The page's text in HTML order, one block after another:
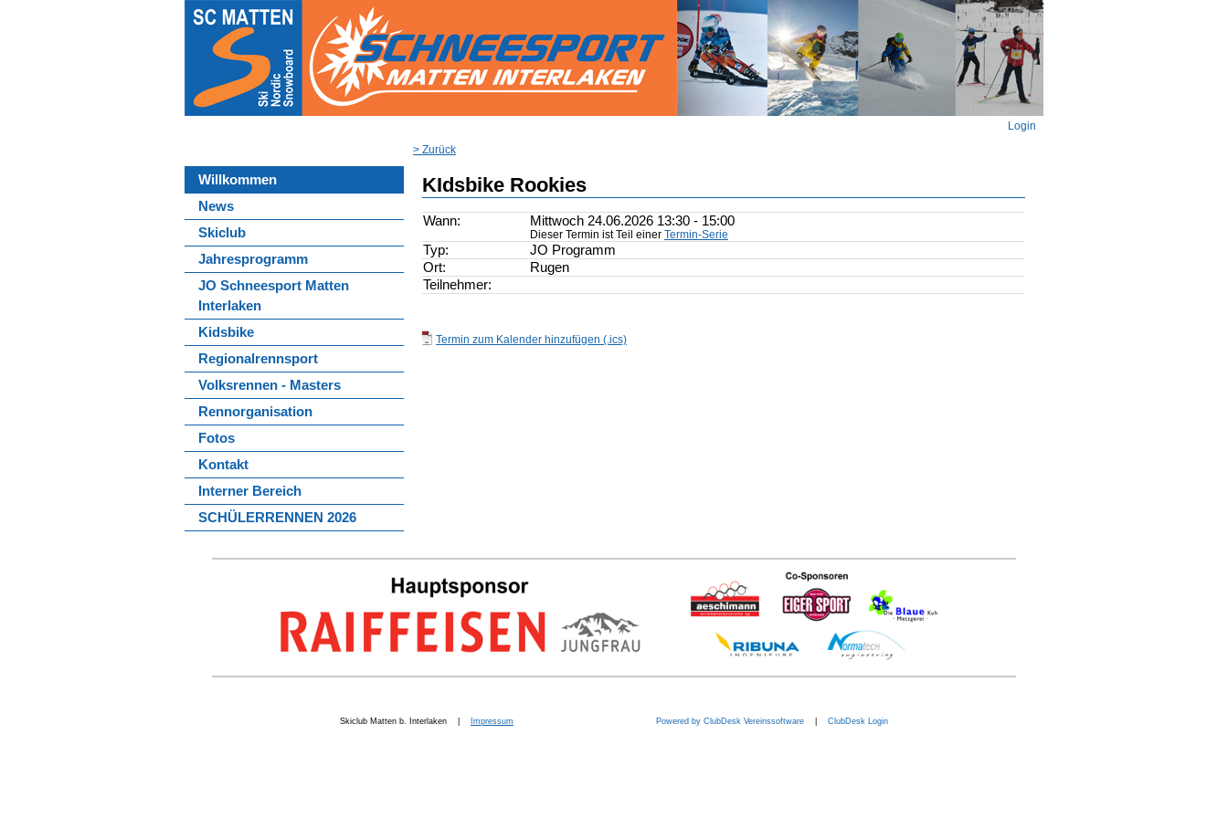
Login
Willkommen
News
Skiclub
Jahresprogramm
JO Schneesport Matten
Interlaken
Kidsbike
Regionalrennsport
Volksrennen - Masters
Rennorganisation
Fotos
Kontakt
Interner Bereich
SCHÜLERRENNEN 2026
> Zurück
KIdsbike Rookies
Wann: Mittwoch 24.06.2026 13:30 - 15:00
Dieser Termin ist Teil einer Termin-Serie
Typ:
JO Programm
Ort:
Rugen
Teilnehmer:
Termin zum Kalender hinzufügen (.ics)
Skiclub Matten b. Interlaken | Impressum Powered by ClubDesk Vereinssoftware| ClubDesk Login